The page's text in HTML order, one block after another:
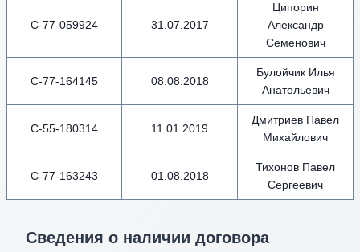
С-77-059924 31.07.2017
Ципорин
Александр
Семенович
С-77-164145 08.08.2018
Булойчик Илья
Анатольевич
С-55-180314 11.01.2019
Дмитриев Павел
Михайлович
С-77-163243 01.08.2018
Тихонов Павел
Сергеевич
Сведения о наличии договора